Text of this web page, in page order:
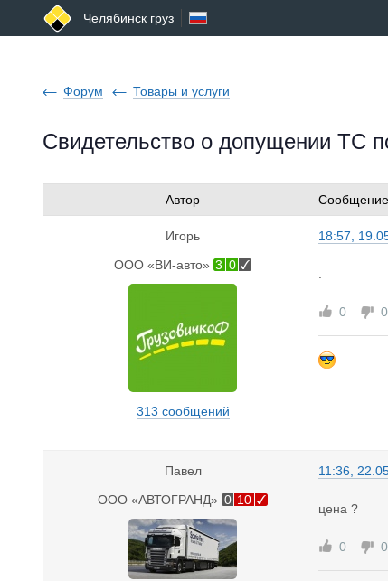
Челябинск груз
Форум Товары и услуги
Свидетельство о допущении
Автор Сообщение
Игорь
ООО «ВИ-авто» 3 0
313 сообщений
18:57,
0 0
Павел
ООО «АВТОГРАНД» 0 10
11:36,
цена ?
0 0